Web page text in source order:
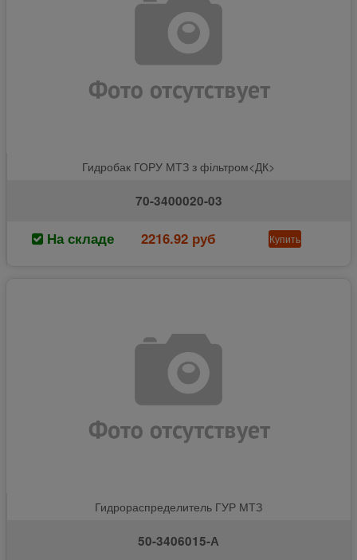
Гидробак ГОРУ МТЗ з фільтром<ДК>
70-3400020-03
На складе 2216.92 руб Купить
Гидрораспределитель ГУР МТЗ
50-3406015-А